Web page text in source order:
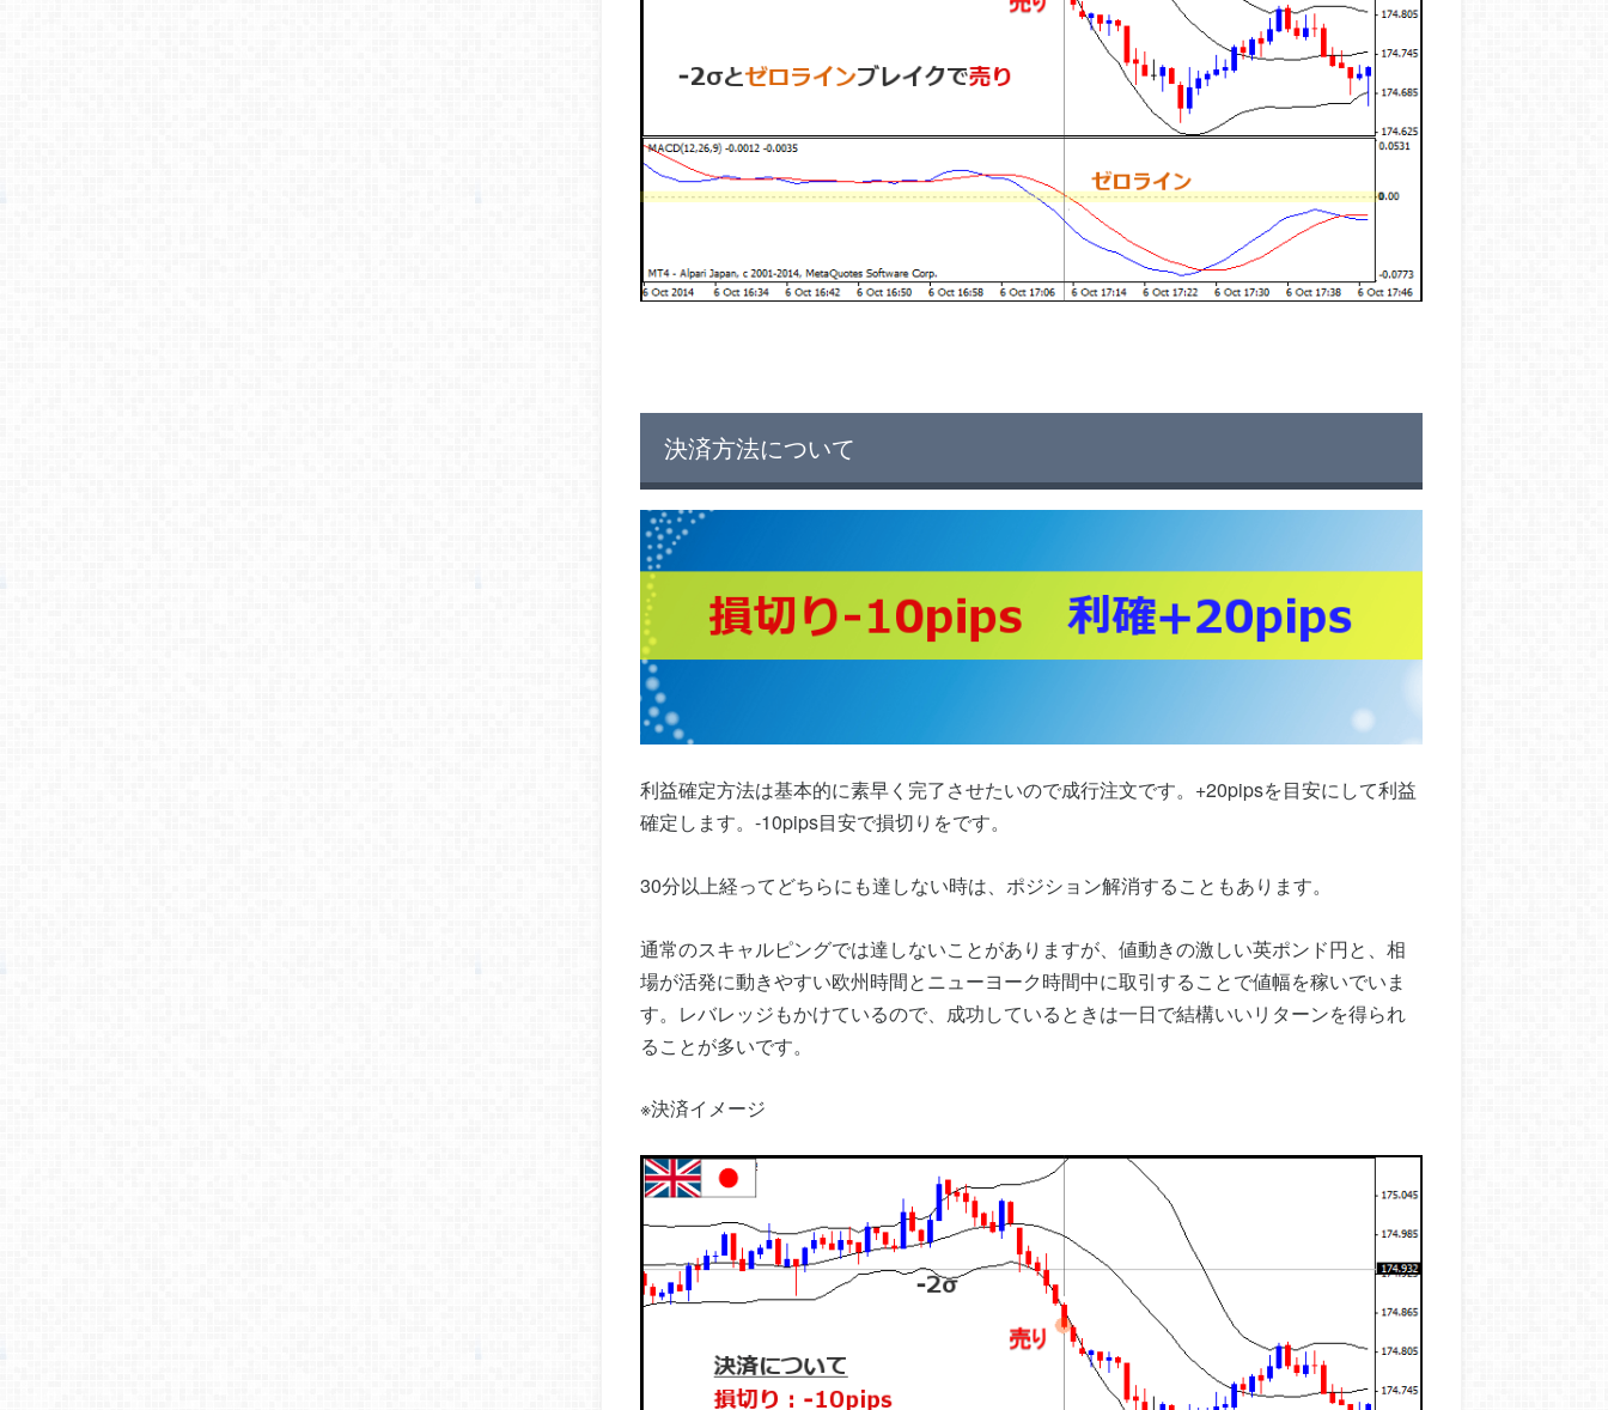
決済方法について
利益確定方法は基本的に素早く完了させたいので成行注文です。+20pipsを目安にして利益
確定します。-10pips目安で損切りをです。
30分以上経ってどちらにも達しない時は、ポジション解消することもあります。
通常のスキャルピングでは達しないことがありますが、値動きの激しい英ポンド円と、相
場が活発に動きやすい欧州時間とニューヨーク時間中に取引することで値幅を稼いでいま
す。レバレッジもかけているので、成功しているときは一日で結構いいリターンを得られ
ることが多いです。
※決済イメージ